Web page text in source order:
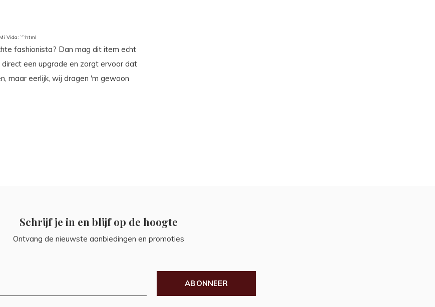
Vida: ```html
fashionista? Dan mag dit item echt
een upgrade en zorgt ervoor dat
maar eerlijk, wij dragen 'm gewoon
Schrijf je in en blijf op de hoogte
Ontvang de nieuwste aanbiedingen en promoties
ABONNEER